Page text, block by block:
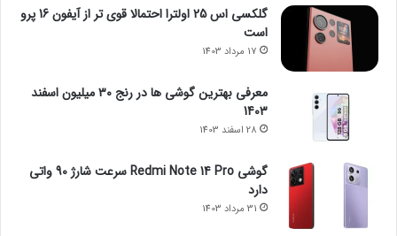
گلکسی اس 25 اولترا احتمالا قوی تر از آیفون 16 پرو
است
17 مرداد 1403
معرفی بهترین گوشی ها در رنج ۳۰ میلیون اسفند
1403
28 اسفند 1403
گوشی Redmi Note 14 Pro سرعت شارژ 90 واتی
دارد
31 مرداد 1403